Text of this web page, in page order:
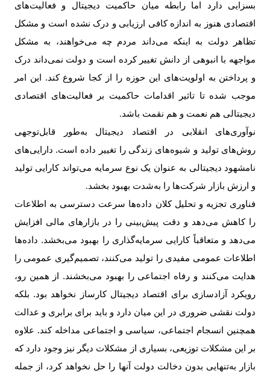
بسزایی دارد اما رابطه میان حاکمیت دیجیتال و فعالیت‌های
اقتصادی هنوز به اندازه کافی ارزیابی و درک نشده است و مشکل
تظاهر دولت به اینکه می‌داند مردم چه می‌خواهند، به مشکل
مواجهه با انبوهی از دانش تغییر کرده است و دولت نمی‌داند درک
و پرداختن به اولویت‌های این حوزه را از کجا شروع کند. این امر
موجب شده تا تاثیر اقدامات حاکمیت بر فعالیت‌های اقتصادی
دیجیتالی هم نعمت و هم نقمت باشد.
نوآوری‌های انقلابی در اقتصاد دیجیتال به‌طور قابل‌توجهی
روش‌های تولید و شیوه‌های زندگی را تغییر داده است. دارایی‌های
نامشهود دیجیتالی به عنوان یک نوع سرمایه می‌تواند کارایی تولید
و ارزش بازار شرکت‌ها را به‌شدت بهبود بخشد.
فناوری تجزیه و تحلیل کلان داده‌ها سرعت دسترسی به اطلاعات
را کاهش می‌دهد و دقت پیش‌بینی را در بازارهای مالی افزایش
می‌دهد و متعاقباً کارایی سرمایه‌گذاری را بهبود می‌بخشد. داده‌ها
اطلاعات عمومی مفیدی را تولید می‌کنند، تصمیم‌گیری عمومی را
هدایت می‌کنند و رفاه اجتماعی را بهبود می‌بخشند. از همین رو،
رویکرد آزادسازی برای اقتصاد دیجیتال کارساز نخواهد بود. بلکه
دولت نقشی ضروری در این میان دارد و باید برای برابری و عدالت
همچنین انسجام اجتماعی، سیاسی و اجتماعی مداخله کند. علاوه
بر این مشکلات توزیعی، بسیاری از مشکلات دیگر نیز وجود دارد که
بازار به‌تنهایی بدون دخالت دولت آنها را حل نخواهد کرد، از جمله